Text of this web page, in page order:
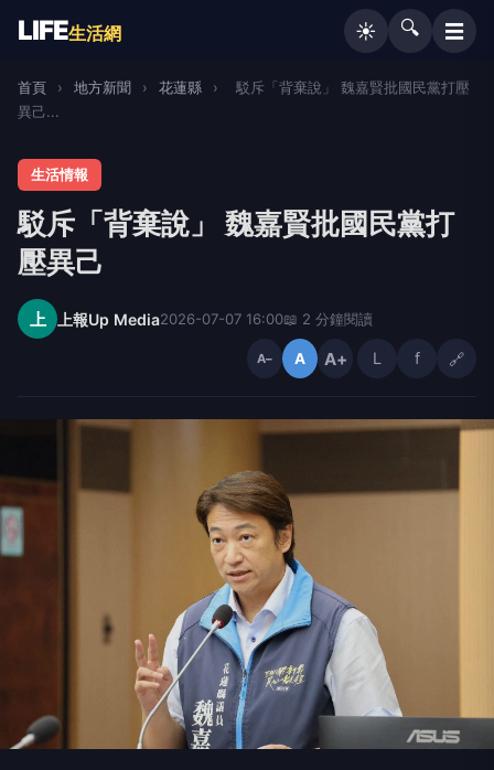
LIFE生活網 ☀️ 🔍 ☰
首頁 › 地方新聞 › 花蓮縣 ›
駁斥「背棄說」 魏嘉賢批國民黨打壓
異己...
生活情報
駁斥「背棄說」 魏嘉賢批國民黨打
壓異己
上 上報Up Media2026-07-07 16:00📖 2 分鐘閱讀
A− A A+ L f 🔗